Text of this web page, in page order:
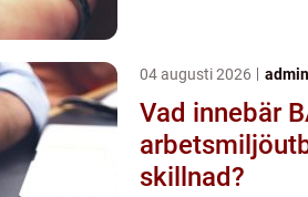
04 augusti 2026 admin
Vad innebär
skillnad?